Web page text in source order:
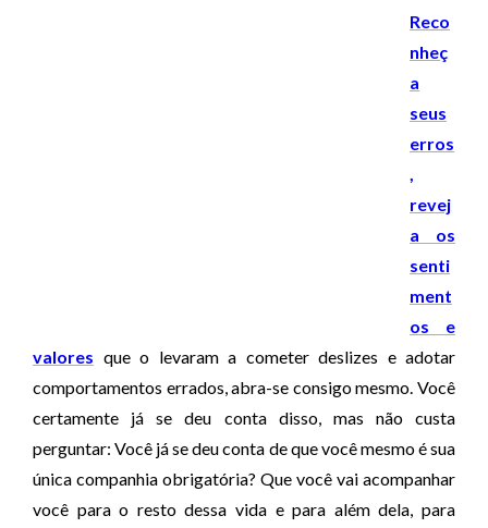
Reco
nheç
a
seus
erros
,
revej
a os
senti
ment
os e
valores que o levaram a cometer deslizes e adotar
comportamentos errados, abra-se consigo mesmo. Você
certamente já se deu conta disso, mas não custa
perguntar: Você já se deu conta de que você mesmo é sua
única companhia obrigatória? Que você vai acompanhar
você para o resto dessa vida e para além dela, para